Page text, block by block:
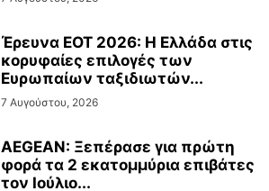
Έρευνα ΕΟΤ 2026: Η Ελλάδα στις
κορυφαίες επιλογές των
Ευρωπαίων ταξιδιωτών...
7 Αυγούστου, 2026
AEGEAN: Ξεπέρασε για πρώτη
φορά τα 2 εκατομμύρια επιβάτες
τον Ιούλιο...